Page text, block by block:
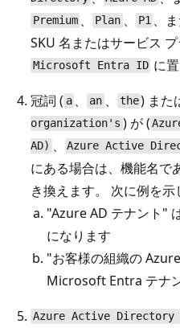
Premium 、 Plan、 P1 、
SKU 名またはサービス
Microsoft Entra ID に
冠詞 ( a 、 an、 the) また
organization's ) が (
AD) 、 Azure Active
にある場合は、機能名で
き換えます。 次に例を示
"Azure AD テナント"
になります
"お客様の組織の
Microsoft Entra テナ
Azure Active Directory